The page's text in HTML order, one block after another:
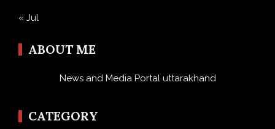
« Jul
ABOUT ME
News and Media Portal uttarakhand
CATEGORY